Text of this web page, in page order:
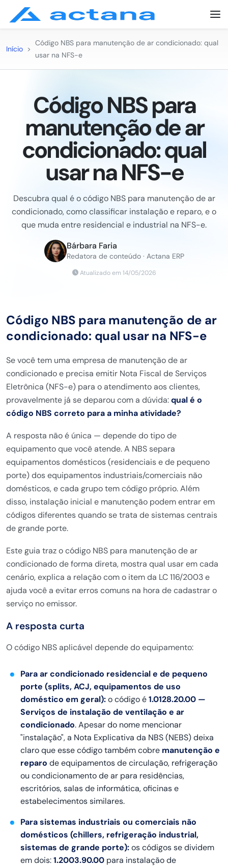
Início >
Código NBS para manutenção de ar condicionado: qual
usar na NFS-e
Código NBS para
manutenção de ar
condicionado: qual
usar na NFS-e
Descubra qual é o código NBS para manutenção de ar
condicionado, como classificar instalação e reparo, e o
que muda entre residencial e industrial na NFS-e.
Bárbara Faria
Redatora de conteúdo · Actana ERP
Atualizado em 14/05/2026
Código NBS para manutenção de ar
condicionado: qual usar na NFS-e
Se você tem uma empresa de manutenção de ar
condicionado e precisa emitir Nota Fiscal de Serviços
Eletrônica (NFS-e) para o atendimento aos clientes,
provavelmente já se deparou com a dúvida:qual é o
código NBS correto para a minha atividade?
A resposta não é única — depende do tipo de
equipamento que você atende. A NBS separa
equipamentos domésticos (residenciais e de pequeno
porte) dos equipamentos industriais/comerciais não
domésticos, e cada grupo tem código próprio. Além
disso, instalação inicial e manutenção podem entrar em
códigos diferentes quando se trata de sistemas centrais
de grande porte.
Este guia traz o código NBS para manutenção de ar
condicionado de forma direta, mostra qual usar em cada
cenário, explica a relação com o item da LC 116/2003 e
ajuda você a evitar erros comuns na hora de cadastrar o
serviço no emissor.
A resposta curta
O código NBS aplicável depende do equipamento:
Para ar condicionado residencial e de pequeno
porte (splits, ACJ, equipamentos de uso
doméstico em geral):o código é1.0128.20.00 —
Serviços de instalação de ventilação e ar
condicionado. Apesar do nome mencionar
"instalação", a Nota Explicativa da NBS (NEBS) deixa
claro que esse código também cobre manutenção e
reparo de equipamentos de circulação, refrigeração
ou condicionamento de ar para residências,
escritórios, salas de informática, oficinas e
estabelecimentos similares.
Para sistemas industriais ou comerciais não
domésticos (chillers, refrigeração industrial,
sistemas de grande porte):os códigos se dividem
em dois:1.2003.90.00 para instalação de